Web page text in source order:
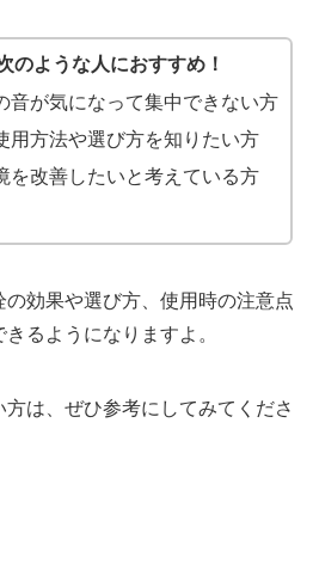
のような人におすすめ！
音が気になって集中できない方
用方法や選び方を知りたい方
を改善したいと考えている方
効果や選び方、使用時の注意点
るようになりますよ。
は、ぜひ参考にしてみてくださ